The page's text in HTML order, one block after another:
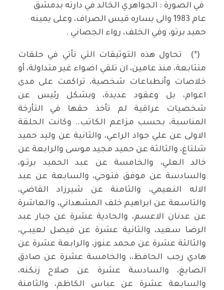
في الصورة : الجواهري الخالد في دارته بدمشق
عام 1983 والى يساره قيس الصراف، وعلى يمينه
حميد برتو، وفي الخلف، رواء الجصاني .
(*) تحاول هذه التوثيقات التي تأتي في حلقات
متتابعة، منذ عامين، ان تلقي اضواء غير متداولة، أو
خلاصات وأنطباعات شخصية، تراكمت على مدى
اعوام، بل وعقود عديدة، وبشكل رئيس عن
شخصيات عراقية لم تأخذ حقها في التأرخة
المناسبة، بحسب مزاعم الكاتب.. وكانت الحلقة
الاولى عن علي جواد الراعي، والثانية عن وليد حميد
شلتاغ، والثالثة عن حميد مجيد موسى والرابعة عن
خالد العلي، والخامسة عن عبد الحميد برتـو،
والسادسة عن موفق فتوحي، والسابعة عن عبد
الاله النعيمي، والثامنة عن شيرزاد القاضي،
والتاسعة عن ابراهيم خلف المشهداني، والعاشرة
عن عدنان الاعسم، والحادية عشرة عن جبار عبد
الرضا سعيد، والثانية عشرة عن فيصل لعيبــي،
والثالثة عشرة عن محمد عنوز، والرابعة عشرة عن
هادي رجب الحافظ،، والخامسة عشرة عن صادق
الصايغ، والسادسة عشرة عن صلاح زنكنه،
والسابعة عشرة عن عباس الكاظم، والثامنة